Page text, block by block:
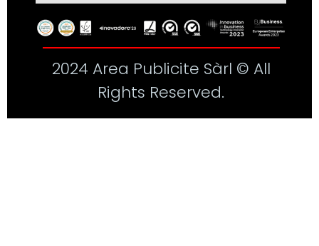
2024 Area Publicite Sàrl © All
Rights Reserved.